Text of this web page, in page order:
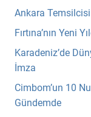
Ankara
Fırtına’nın Yeni
Karadeniz’de
İmza
Cimbom’un 10
Gündemde